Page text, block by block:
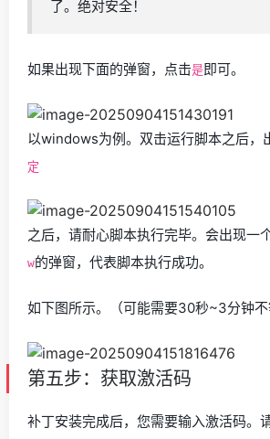
了。绝对安全！
如果出现下面的弹窗，点击是即可。
以windows为例。双击运行脚本之后，
定
之后，请耐心脚本执行完毕。会出现一
w的弹窗，代表脚本执行成功。
如下图所示。（可能需要30秒~3分钟不
第五步：获取激活码
补丁安装完成后，您需要输入激活码。